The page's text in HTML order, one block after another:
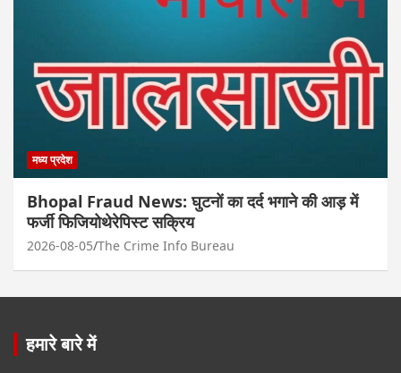
मध्य प्रदेश
Bhopal Fraud News: घुटनों का दर्द भगाने की आड़ में
फर्जी फिजियोथेरेपिस्ट सक्रिय
2026-08-05 The Crime Info Bureau
हमारे बारे में